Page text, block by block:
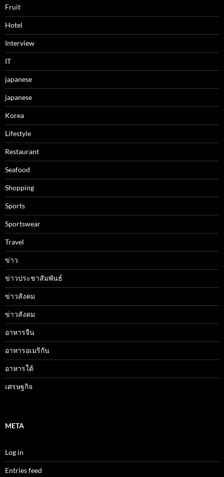
Fruit
Hotel
Interview
IT
japanese
japanese
Korea
Lifestyle
Restaurant
Seafood
Shopping
Sports
Sportswear
Travel
ข่าว
ข่าวประชาสัมพันธ์
ข่าวสังคม
ข่าวสังคม
อาหารจีน
อาหารอเมริกัน
อาหารใต้
เศรษฐกิจ
META
Log in
Entries feed